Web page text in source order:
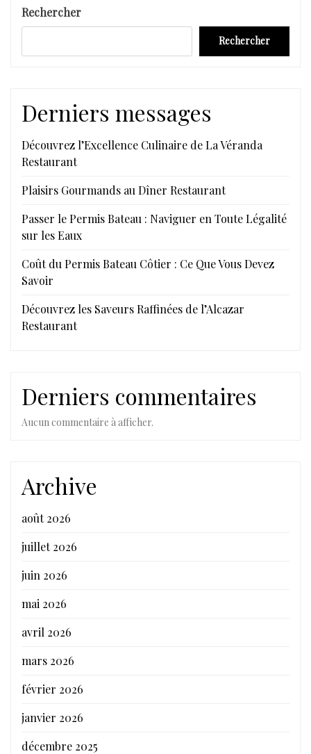
Rechercher
Rechercher
Derniers messages
Découvrez l’Excellence Culinaire de La Véranda
Restaurant
Plaisirs Gourmands au Dîner Restaurant
Passer le Permis Bateau : Naviguer en Toute Légalité
sur les Eaux
Coût du Permis Bateau Côtier : Ce Que Vous Devez
Savoir
Découvrez les Saveurs Raffinées de l’Alcazar
Restaurant
Derniers commentaires
Aucun commentaire à afficher.
Archive
août 2026
juillet 2026
juin 2026
mai 2026
avril 2026
mars 2026
février 2026
janvier 2026
décembre 2025